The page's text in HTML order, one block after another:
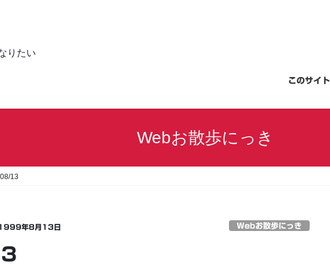
りたい
このサイト
Webお散歩にっき
13
年8月13日 Webお散歩にっき